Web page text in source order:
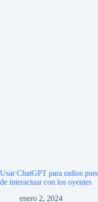
Usar ChatGPT para radios
de interactuar con los oyentes
enero 2, 2024